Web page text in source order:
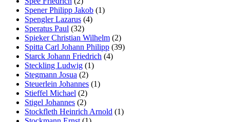
Spener Philipp Jakob (1)
Spengler Lazarus (4)
Speratus Paul (32)
Spieker Christian Wilhelm (2)
Spitta Carl Johann Philipp (39)
Starck Johann Friedrich (4)
Steckling Ludwig (1)
Stegmann Josua (2)
Steuerlein Johannes (1)
Stieffel Michael (2)
Stigel Johannes (2)
Stockfleth Heinrich Arnold (1)